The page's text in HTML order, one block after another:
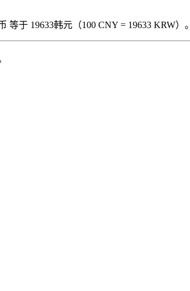
于 19633韩元（100 CNY = 19633 KRW）。